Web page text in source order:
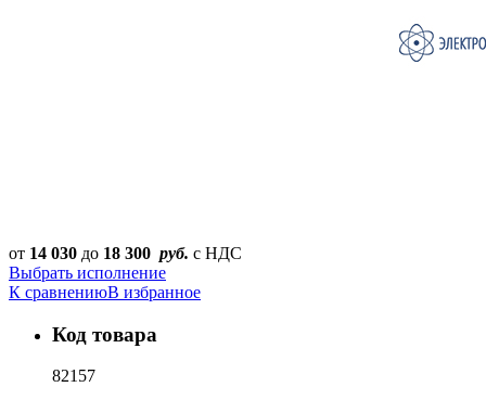
от 14 030 до 18 300 руб. с НДС
Выбрать исполнение
К сравнениюВ избранное
Код товара
82157